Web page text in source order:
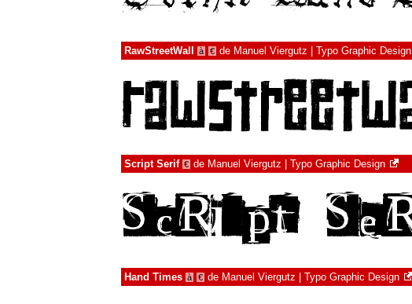
RawStreetWall à € de Manuel Viergutz | Typo Graphic Design
Script Serif € de Manuel Viergutz | Typo Graphic Design
Hand Times à € de Manuel Viergutz | Typo Graphic Design